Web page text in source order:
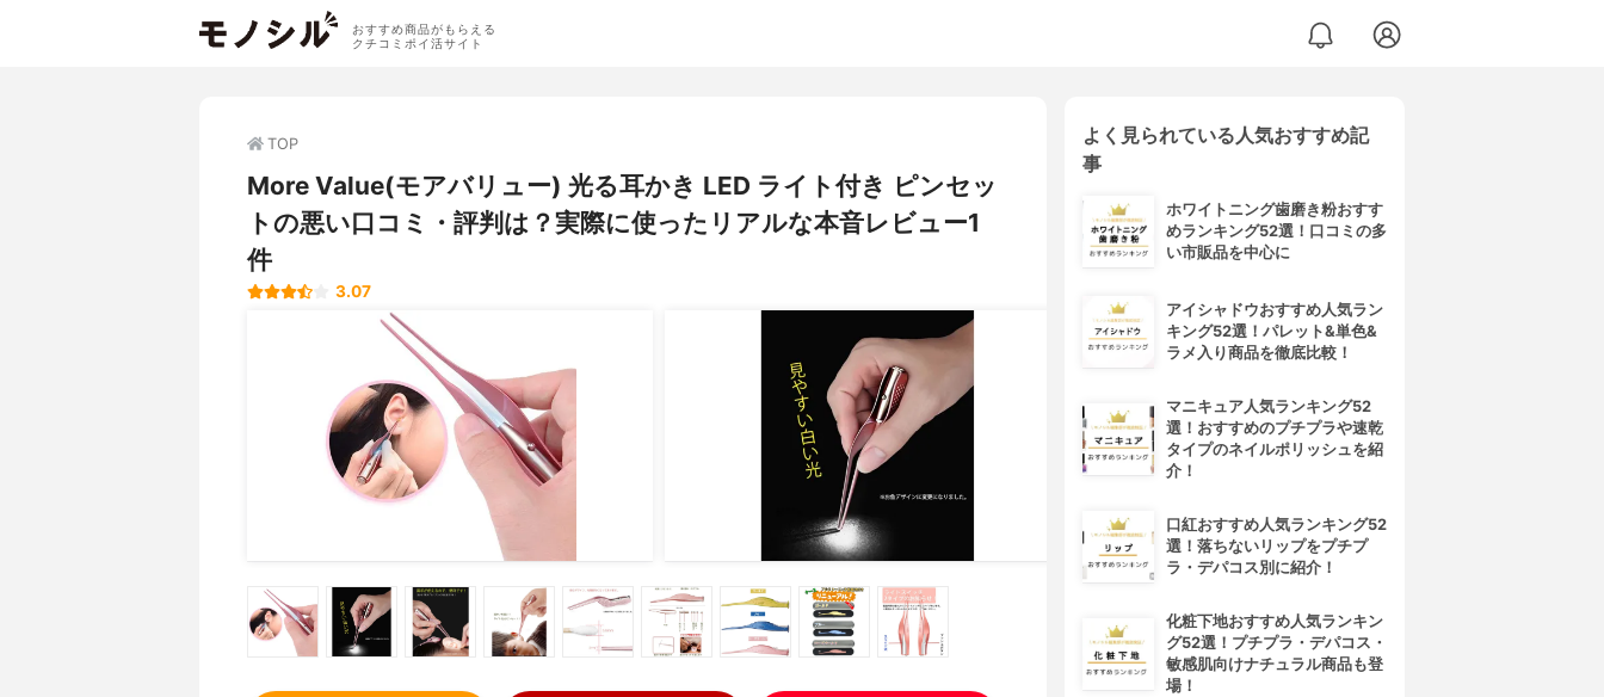
おすすめ商品がもらえる
クチコミポイ活サイト
TOP
More Value(モアバリュー) 光る耳かき LED ライト付き ピンセッ
トの悪い口コミ・評判は？実際に使ったリアルな本音レビュー1
件
3.07
よく見られている人気おすすめ記
事
ホワイトニング歯磨き粉おすす
めランキング52選！口コミの多
い市販品を中心に
アイシャドウおすすめ人気ラン
キング52選！パレット&単色&
ラメ入り商品を徹底比較！
マニキュア人気ランキング52
選！おすすめのプチプラや速乾
タイプのネイルポリッシュを紹
介！
口紅おすすめ人気ランキング52
選！落ちないリップをプチプ
ラ・デパコス別に紹介！
化粧下地おすすめ人気ランキン
グ52選！プチプラ・デパコス・
敏感肌向けナチュラル商品も登
場！